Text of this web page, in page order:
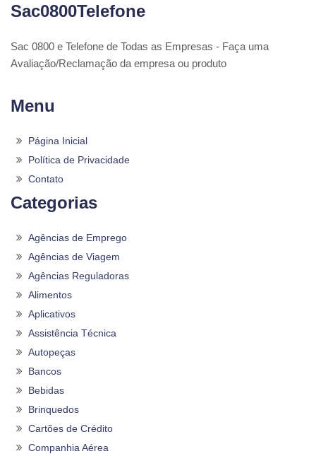
Sac0800Telefone
Sac 0800 e Telefone de Todas as Empresas - Faça uma
Avaliação/Reclamação da empresa ou produto
Menu
Página Inicial
Política de Privacidade
Contato
Categorias
Agências de Emprego
Agências de Viagem
Agências Reguladoras
Alimentos
Aplicativos
Assistência Técnica
Autopeças
Bancos
Bebidas
Brinquedos
Cartões de Crédito
Companhia Aérea